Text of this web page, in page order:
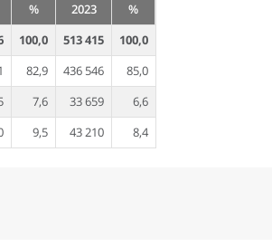
% 2023
%
100,0 513 415
100,0
82,9 436 546
85,0
7,6 33 659
6,6
9,5 43 210
8,4